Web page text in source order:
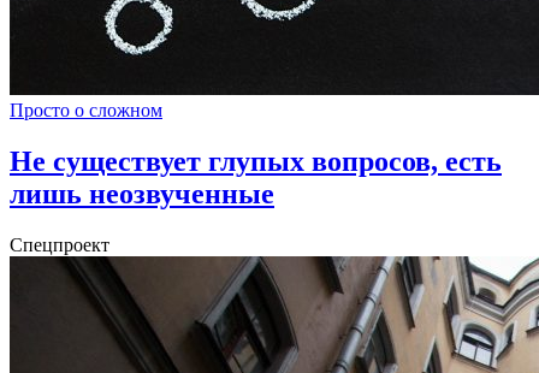
Просто о сложном
Не существует глупых вопросов, есть
лишь неозвученные
Спецпроект